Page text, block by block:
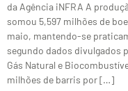
da Agência iNFRA A
somou 5,597 milhões de
maio, mantendo-se
segundo dados divulgados
Gás Natural e
milhões de barris por […]